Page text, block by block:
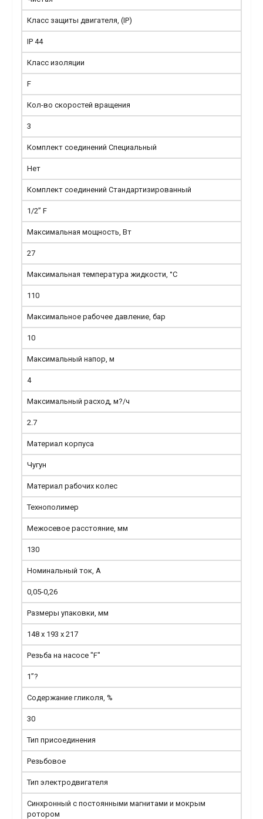
Класс защиты двигателя, (IP)
IP 44
Класс изоляции
F
Кол-во скоростей вращения
3
Комплект соединений Специальный
Нет
Комплект соединений Стандартизированный
1/2” F
Максимальная мощность, Вт
27
Максимальная температура жидкости, °С
110
Максимальное рабочее давление, бар
10
Максимальный напор, м
4
Максимальный расход, м?/ч
2.7
Материал корпуса
Чугун
Материал рабочих колес
Технополимер
Межосевое расстояние, мм
130
Номинальный ток, А
0,05-0,26
Размеры упаковки, мм
148 х 193 х 217
Резьба на насосе "F"
1”?
Содержание гликоля, %
30
Тип присоединения
Резьбовое
Тип электродвигателя
Синхронный с постоянными магнитами и мокрым
ротором